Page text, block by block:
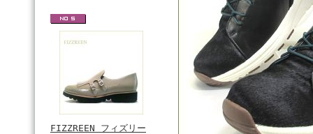
FIZZREEN フィズリー